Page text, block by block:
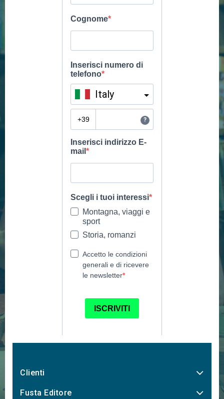
Clienti
Fusta Editore